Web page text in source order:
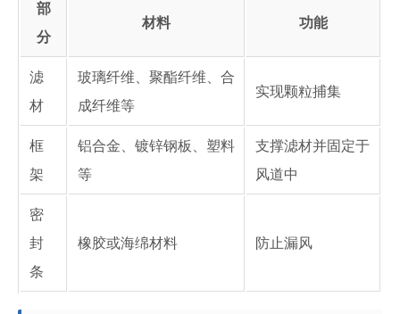
部
分
材料 功能
滤
材
玻璃纤维、聚酯纤维、合
成纤维等
实现颗粒捕集
框
架
铝合金、镀锌钢板、塑料
等
支撑滤材并固定于
风道中
密
封
条
橡胶或海绵材料 防止漏风